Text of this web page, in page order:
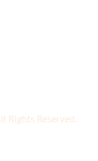
Rights Reserved.